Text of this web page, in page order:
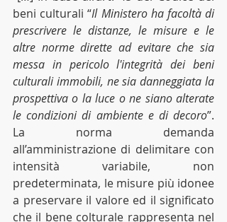
beni culturali “Il Ministero ha facoltà di
prescrivere le distanze, le misure e le
altre norme dirette ad evitare che sia
messa in pericolo l'integrità dei beni
culturali immobili, ne sia danneggiata la
prospettiva o la luce o ne siano alterate
le condizioni di ambiente e di decoro”.
La norma demanda
all’amministrazione di delimitare con
intensità variabile, non
predeterminata, le misure più idonee
a preservare il valore ed il significato
che il bene colturale rappresenta nel